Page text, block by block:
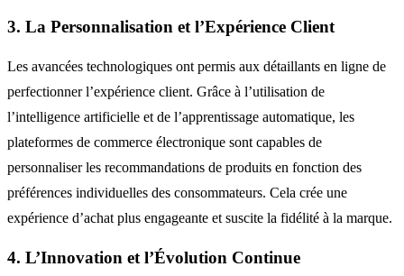
3. La Personnalisation et l’Expérience Client
Les avancées technologiques ont permis aux détaillants en ligne de
perfectionner l’expérience client. Grâce à l’utilisation de
l’intelligence artificielle et de l’apprentissage automatique, les
plateformes de commerce électronique sont capables de
personnaliser les recommandations de produits en fonction des
préférences individuelles des consommateurs. Cela crée une
expérience d’achat plus engageante et suscite la fidélité à la marque.
4. L’Innovation et l’Évolution Continue